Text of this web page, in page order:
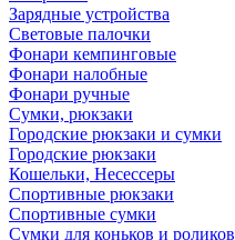
Зарядные устройства
Световые палочки
Фонари кемпинговые
Фонари налобные
Фонари ручные
Сумки, рюкзаки
Городские рюкзаки и сумки
Городские рюкзаки
Кошельки, Несессеры
Спортивные рюкзаки
Спортивные сумки
Сумки для коньков и роликов